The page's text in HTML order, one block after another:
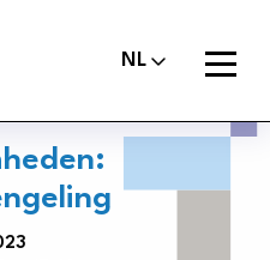
NL
Open
menu